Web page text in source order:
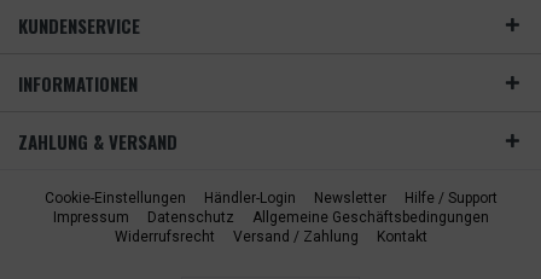
KUNDENSERVICE
INFORMATIONEN
ZAHLUNG & VERSAND
Cookie-Einstellungen Händler-Login Newsletter
Hilfe / Support
Impressum
Datenschutz
Allgemeine Geschäftsbedingungen
Widerrufsrecht
Versand / Zahlung Kontakt